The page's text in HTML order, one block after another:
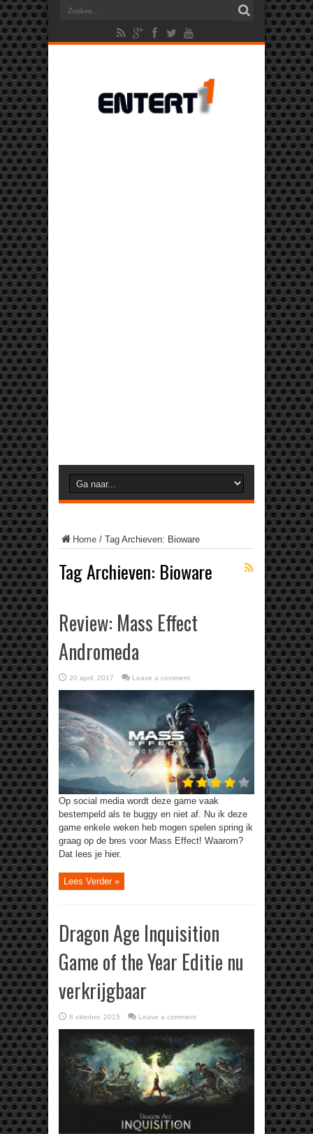
Home / Tag Archieven: Bioware
Tag Archieven: Bioware
Review: Mass Effect
Andromeda
20 april, 2017 Leave a comment
Op social media wordt deze game vaak
bestempeld als te buggy en niet af. Nu ik deze
game enkele weken heb mogen spelen spring ik
graag op de bres voor Mass Effect! Waarom?
Dat lees je hier.
Lees Verder »
Dragon Age Inquisition
Game of the Year Editie nu
verkrijgbaar
8 oktober, 2015 Leave a comment